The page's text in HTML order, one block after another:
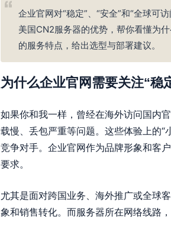
企业官网对“稳定”、“安全”和“全球可
美国CN2服务器的优势，帮你看懂为
的服务特点，给出选型与部署建议。
为什么企业官网需要关注“稳
如果你和我一样，曾经在海外访问国内
载慢、丢包严重等问题。这些体验上的
竞争对手。企业官网作为品牌形象和客
要求。
尤其是面对跨国业务、海外推广或全球
象和销售转化。而服务器所在网络线路